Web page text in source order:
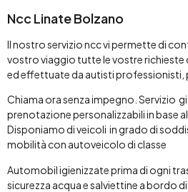
Ncc Linate Bolzano
Il nostro servizio ncc vi permette di
vostro viaggio tutte le vostre richieste
ed effettuate da autisti professionisti,
Chiama ora senza impegno. Servizio
prenotazione personalizzabili in base
Disponiamo di veicoli in grado di
mobilità con autoveicolo di classe
Automobil igienizzate prima di ogni
sicurezza acqua e salviettine a bordo